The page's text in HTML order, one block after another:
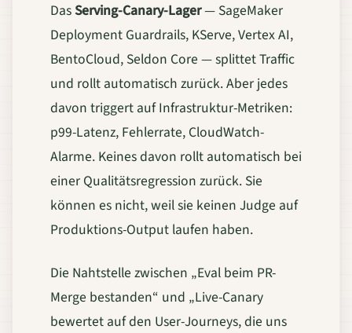
DasServing-Canary-Lager— SageMaker
Deployment Guardrails, KServe, Vertex AI,
BentoCloud, Seldon Core — splittet Traffic
und rollt automatisch zurück. Aber jedes
davon triggert auf Infrastruktur-Metriken:
p99-Latenz, Fehlerrate, CloudWatch-
Alarme. Keines davon rollt automatisch bei
einer Qualitätsregression zurück. Sie
können es nicht, weil sie keinen Judge auf
Produktions-Output laufen haben.
Die Nahtstelle zwischen „Eval beim PR-
Merge bestanden“ und „Live-Canary
bewertet auf den User-Journeys, die uns